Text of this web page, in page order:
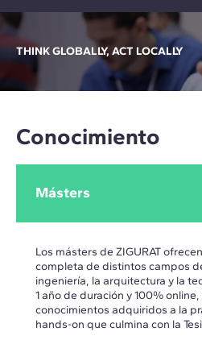
THINK GLOBALLY, ACT LOCALLY
Conocimiento
Másters
Los másters de ZIGURAT
completa de distintos campos
ingeniería, la arquitectura y la
1 año de duración y 100%
conocimientos adquiridos a la
hands-on que culmina con la